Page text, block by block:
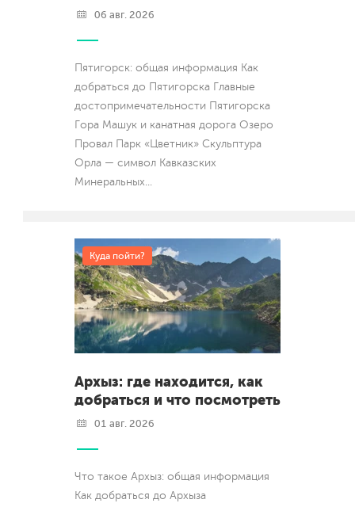
06 авг. 2026
Пятигорск: общая информация Как
добраться до Пятигорска Главные
достопримечательности Пятигорска
Гора Машук и канатная дорога Озеро
Провал Парк «Цветник» Скульптура
Орла — символ Кавказских
Минеральных
Куда пойти?
Архыз: где находится, как
добраться и что посмотреть
01 авг. 2026
Что такое Архыз: общая информация
Как добраться до Архыза